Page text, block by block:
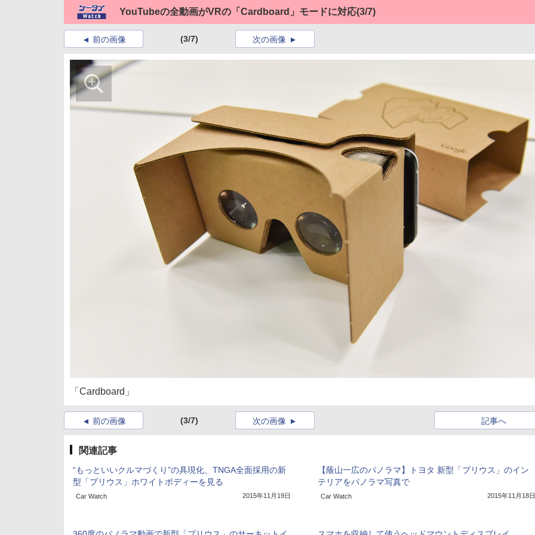
YouTubeの全動画がVRの「Cardboard」モードに対応(3/7)
前の画像 (3/7) 次の画像
「Cardboard」
前の画像 (3/7) 記事へ
次の画像
関連記事
“もっといいクルマづくり”の具現化、TNGA全面採用の新
型「プリウス」ホワイトボディーを見る
Car Watch 2015年11月19日
【蔭山一広のパノラマ】トヨタ 新型「プリウス」のイン
テリアをパノラマ写真で
Car Watch 2015年11月18日